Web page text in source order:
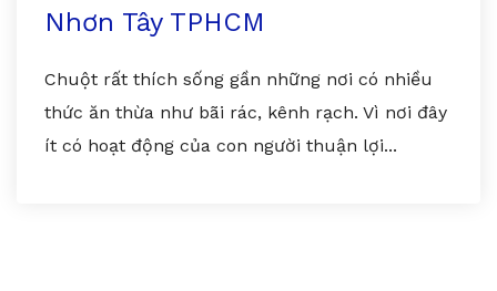
Nhơn Tây TPHCM
Chuột rất thích sống gần những nơi có nhiều
thức ăn thừa như bãi rác, kênh rạch. Vì nơi đây
ít có hoạt động của con người thuận lợi...